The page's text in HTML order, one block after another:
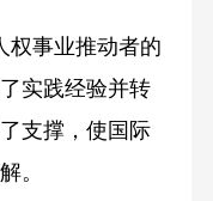
事业推动者的
实践经验并转
支撑，使国际
。